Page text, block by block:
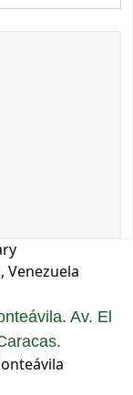
Venezuela
Av. El